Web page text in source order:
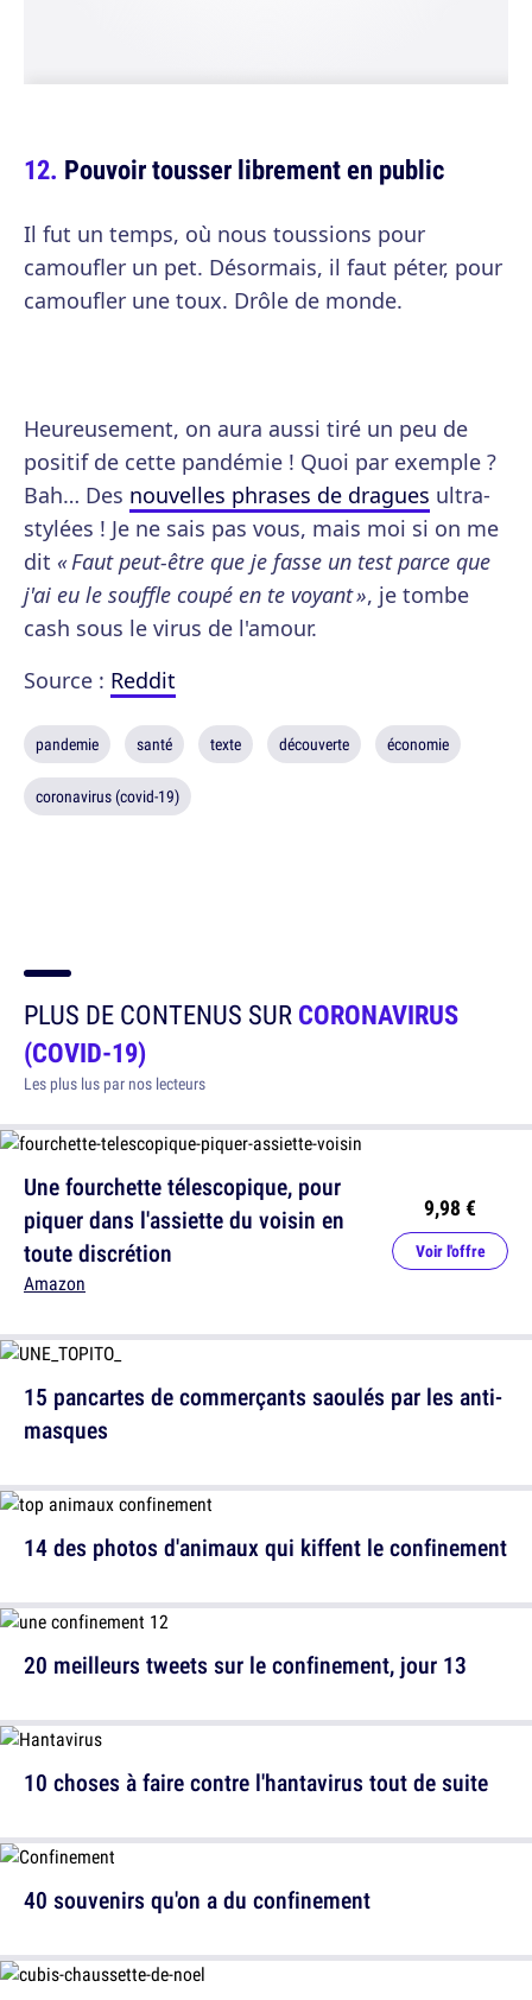
Pouvoir tousser librement en public
Il fut un temps, où nous toussions pour
camoufler un pet. Désormais, il faut péter, pour
camoufler une toux. Drôle de monde.
Heureusement, on aura aussi tiré un peu de
positif de cette pandémie ! Quoi par exemple ?
Bah… Des nouvelles phrases de dragues ultra-
stylées ! Je ne sais pas vous, mais moi si on me
dit « Faut peut-être que je fasse un test parce que
j'ai eu le souffle coupé en te voyant », je tombe
cash sous le virus de l'amour.
Source : Reddit
pandemie santé texte découverte économie
coronavirus (covid-19)
PLUS DE CONTENUS SURCORONAVIRUS
(COVID-19)
Les plus lus par nos lecteurs
Une fourchette télescopique, pour
piquer dans l'assiette du voisin en
toute discrétion
Amazon
9,98 €
Voir l'offre
14 des photos d'animaux qui kiffent le confinement
10 choses à faire contre l'hantavirus tout de suite
15 pancartes de commerçants saoulés par les anti-
masques
20 meilleurs tweets sur le confinement, jour 13
40 souvenirs qu'on a du confinement